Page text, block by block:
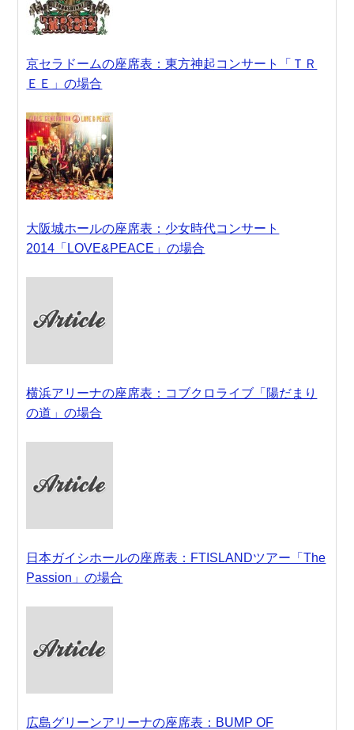
京セラドームの座席表：東方神起コンサート「ＴＲ
ＥＥ」の場合
大阪城ホールの座席表：少女時代コンサート
2014「LOVE&PEACE」の場合
横浜アリーナの座席表：コブクロライブ「陽だまり
の道」の場合
日本ガイシホールの座席表：FTISLANDツアー「The
Passion」の場合
広島グリーンアリーナの座席表：BUMP OF